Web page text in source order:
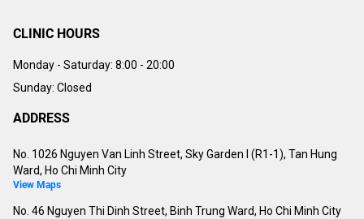
CLINIC HOURS
Monday - Saturday: 8:00 - 20:00
Sunday: Closed
ADDRESS
No. 1026 Nguyen Van Linh Street, Sky Garden I (R1-1), Tan Hung
Ward, Ho Chi Minh City
View Maps
No. 46 Nguyen Thi Dinh Street, Binh Trung Ward, Ho Chi Minh City